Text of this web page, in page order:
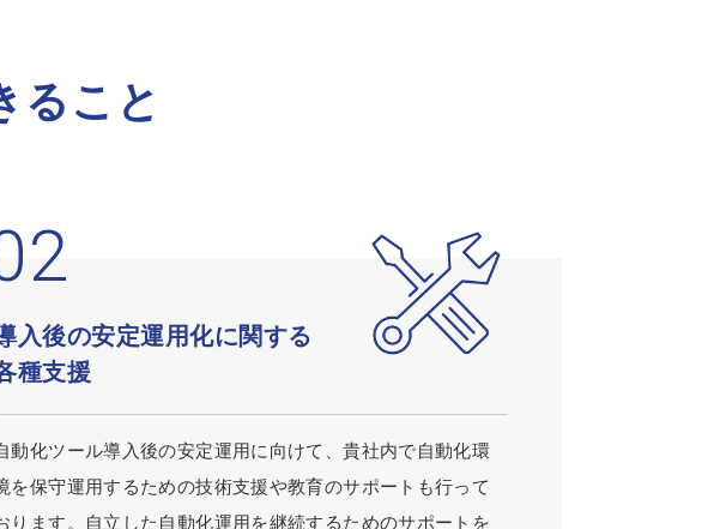
ること
入後の安定運用化に関する
種支援
動化ツール導入後の安定運用に向けて、貴社内で自動化環
を保守運用するための技術支援や教育のサポートも行って
ります。自立した自動化運用を継続するためのサポートを